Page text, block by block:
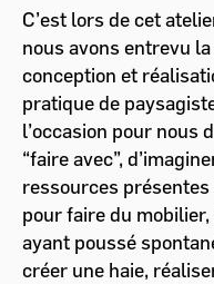
C’est lors de cet
nous avons entrevu
conception et
pratique de
l’occasion pour nous
“faire avec”,
ressources
pour faire du
ayant poussé
créer une haie,